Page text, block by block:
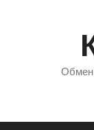
Обмен